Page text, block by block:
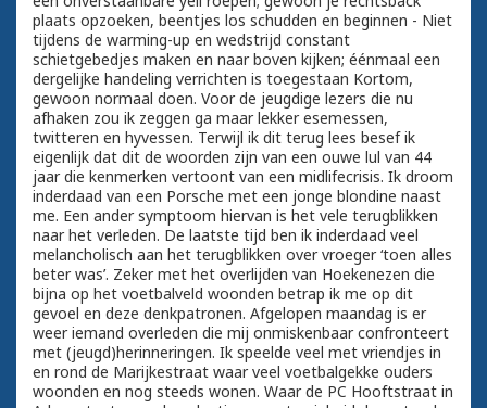
plaats opzoeken, beentjes los schudden en beginnen - Niet
tijdens de warming-up en wedstrijd constant
schietgebedjes maken en naar boven kijken; éénmaal een
dergelijke handeling verrichten is toegestaan Kortom,
gewoon normaal doen. Voor de jeugdige lezers die nu
afhaken zou ik zeggen ga maar lekker esemessen,
twitteren en hyvessen. Terwijl ik dit terug lees besef ik
eigenlijk dat dit de woorden zijn van een ouwe lul van 44
jaar die kenmerken vertoont van een midlifecrisis. Ik droom
inderdaad van een Porsche met een jonge blondine naast
me. Een ander symptoom hiervan is het vele terugblikken
naar het verleden. De laatste tijd ben ik inderdaad veel
melancholisch aan het terugblikken over vroeger ‘toen alles
beter was’. Zeker met het overlijden van Hoekenezen die
bijna op het voetbalveld woonden betrap ik me op dit
gevoel en deze denkpatronen. Afgelopen maandag is er
weer iemand overleden die mij onmiskenbaar confronteert
met (jeugd)herinneringen. Ik speelde veel met vriendjes in
en rond de Marijkestraat waar veel voetbalgekke ouders
woonden en nog steeds wonen. Waar de PC Hooftstraat in